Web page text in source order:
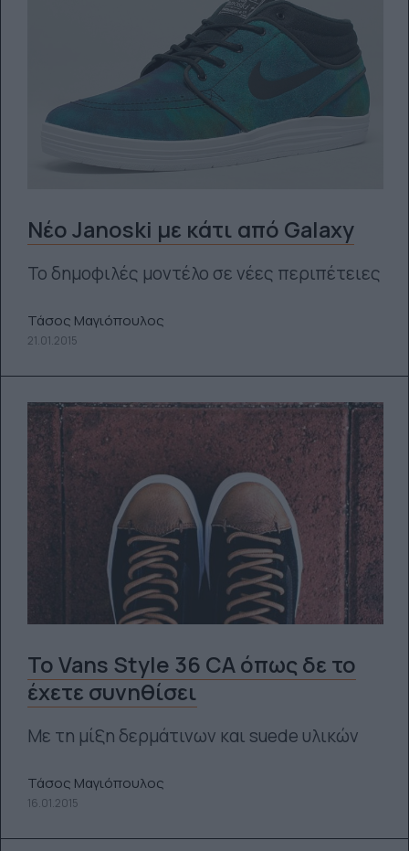
Νέο Janoski με κάτι από Galaxy
Το δημοφιλές μοντέλο σε νέες περιπέτειες
Τάσος Μαγιόπουλος
21.01.2015
Το Vans Style 36 CA όπως δε το
έχετε συνηθίσει
Με τη μίξη δερμάτινων και suede υλικών
Τάσος Μαγιόπουλος
16.01.2015